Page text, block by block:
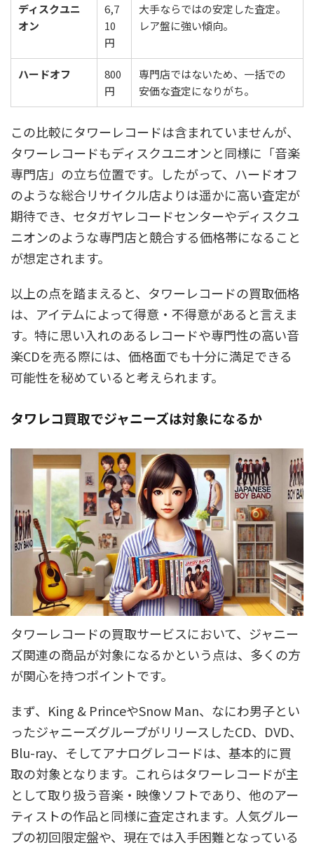
ディスクユニ
オン
6,7
10
円
大手ならではの安定した査定。
レア盤に強い傾向。
ハードオフ
800
円
専門店ではないため、一括での
安価な査定になりがち。
この比較にタワーレコードは含まれていませんが、
タワーレコードもディスクユニオンと同様に「音楽
専門店」の立ち位置です。したがって、ハードオフ
のような総合リサイクル店よりは遥かに高い査定が
期待でき、セタガヤレコードセンターやディスクユ
ニオンのような専門店と競合する価格帯になること
が想定されます。
以上の点を踏まえると、タワーレコードの買取価格
は、アイテムによって得意・不得意があると言えま
す。特に思い入れのあるレコードや専門性の高い音
楽CDを売る際には、価格面でも十分に満足できる
可能性を秘めていると考えられます。
タワレコ買取でジャニーズは対象になるか
タワーレコードの買取サービスにおいて、ジャニー
ズ関連の商品が対象になるかという点は、多くの方
が関心を持つポイントです。
まず、King & PrinceやSnow Man、なにわ男子とい
ったジャニーズグループがリリースしたCD、DVD、
Blu-ray、そしてアナログレコードは、基本的に買
取の対象となります。これらはタワーレコードが主
として取り扱う音楽・映像ソフトであり、他のアー
ティストの作品と同様に査定されます。人気グルー
プの初回限定盤や、現在では入手困難となっている